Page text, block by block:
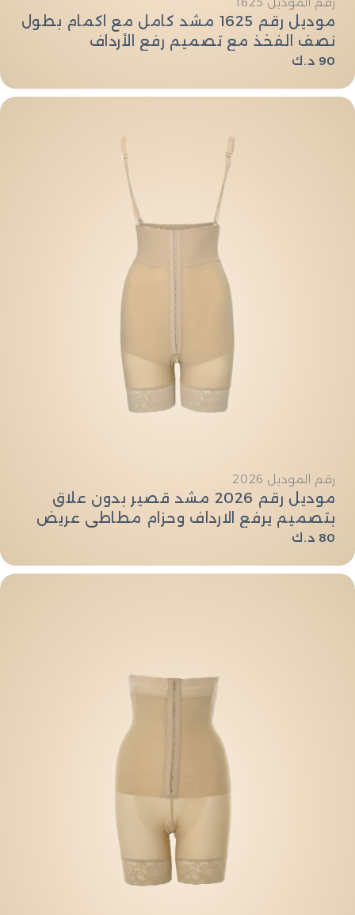
موديل رقم 1625 مشد كامل مع اكمام بطول
نصف الفخذ مع تصميم رفع الأرداف
السعر
90 د.ك
النوع:
رقم الموديل 2026
موديل رقم 2026 مشد قصير بدون علاق
بتصميم يرفع الارداف وحزام مطاطي عريض
السعر
80 د.ك